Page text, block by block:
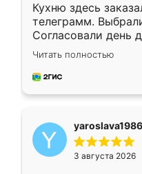
Кухню здесь
телеграмм.
Согласовали день
недели кухня была
довольны работой.
мебель за
Читать полностью
yaroslava1986
3 августа 2026